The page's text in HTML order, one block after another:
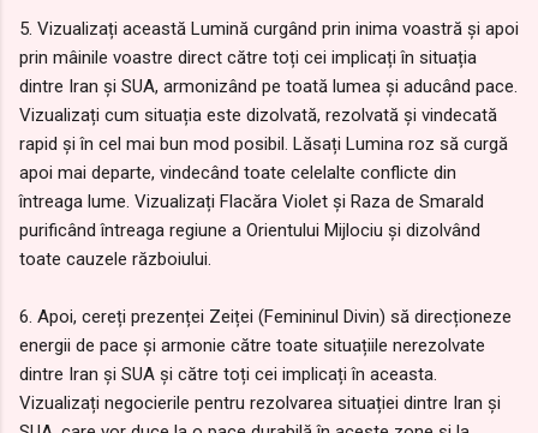
5. Vizualizați această Lumină curgând prin inima voastră și apoi
prin mâinile voastre direct către toți cei implicați în situația
dintre Iran și SUA, armonizând pe toată lumea și aducând pace.
Vizualizați cum situația este dizolvată, rezolvată și vindecată
rapid și în cel mai bun mod posibil. Lăsați Lumina roz să curgă
apoi mai departe, vindecând toate celelalte conflicte din
întreaga lume. Vizualizați Flacăra Violet și Raza de Smarald
purificând întreaga regiune a Orientului Mijlociu și dizolvând
toate cauzele războiului.
6. Apoi, cereți prezenței Zeiței (Femininul Divin) să direcționeze
energii de pace și armonie către toate situațiile nerezolvate
dintre Iran și SUA și către toți cei implicați în aceasta.
Vizualizați negocierile pentru rezolvarea situației dintre Iran și